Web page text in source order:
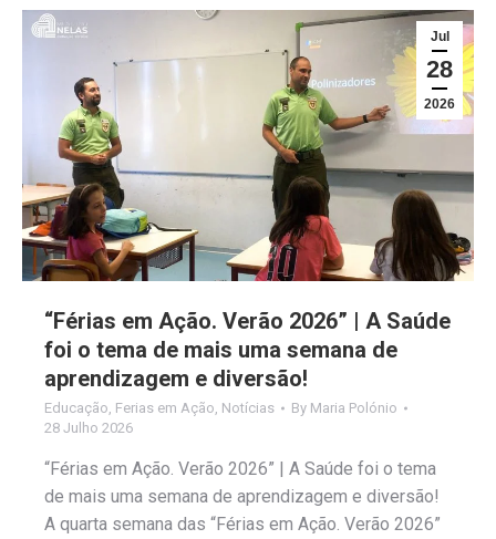
Jul
28
2026
“Férias em Ação. Verão 2026” | A Saúde
foi o tema de mais uma semana de
aprendizagem e diversão!
Educação Ferias em Ação Notícias By Maria Polónio
28 Julho 2026
“Férias em Ação. Verão 2026” | A Saúde foi o tema
de mais uma semana de aprendizagem e diversão!
A quarta semana das “Férias em Ação. Verão 2026”